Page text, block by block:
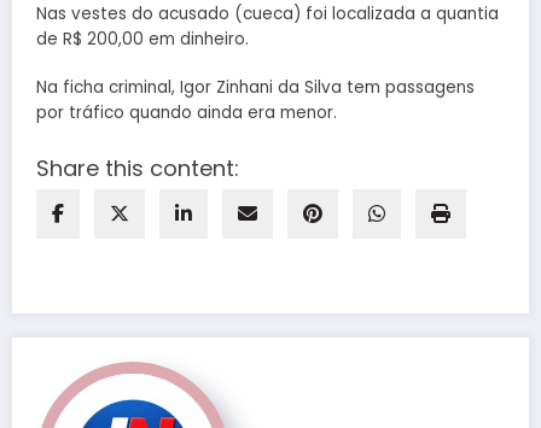
Nas vestes do acusado (cueca) foi localizada a quantia
de R$ 200,00 em dinheiro.
Na ficha criminal, Igor Zinhani da Silva tem passagens
por tráfico quando ainda era menor.
Share this content: